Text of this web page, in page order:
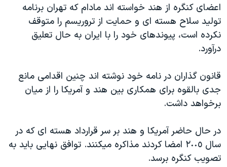
گالری عکس
آرشیو پخش زنده
اعتراضات زن، زندگی، آزادی
مجموعه مستندهای دادخواهی
تریبونال مردمی آبان ۹۸
دادگاه حمید نوری
چهل سال گروگان‌گیری
قانون شفافیت دارائی کادر رهبری ایران
اعتراضات مردمی آبان ۹۸
اسرائیل در جنگ
نرگس محمدی برنده جایزه نوبل صلح
اعضای کنگره از هند خواسته اند مادام که تهران برنامه
توليد سلاح هسته ای و حمايت از تروريسم را متوقف
نکرده است، پيوندهای خود را با ايران به حال تعليق
درآورد.
قانون گذاران در نامه خود نوشته اند چنين اقدامی مانع
جدی بالقوه برای همکاری بين هند و آمريکا را از ميان
برخواهد داشت.
در حال حاضر آمريکا و هند بر سر قرارداد هسته ای که در
سال ٢٠٠٥ امضا کردند مذاکره ميکنند. توافق نهايی بايد به
تصويب کنگره برسد.